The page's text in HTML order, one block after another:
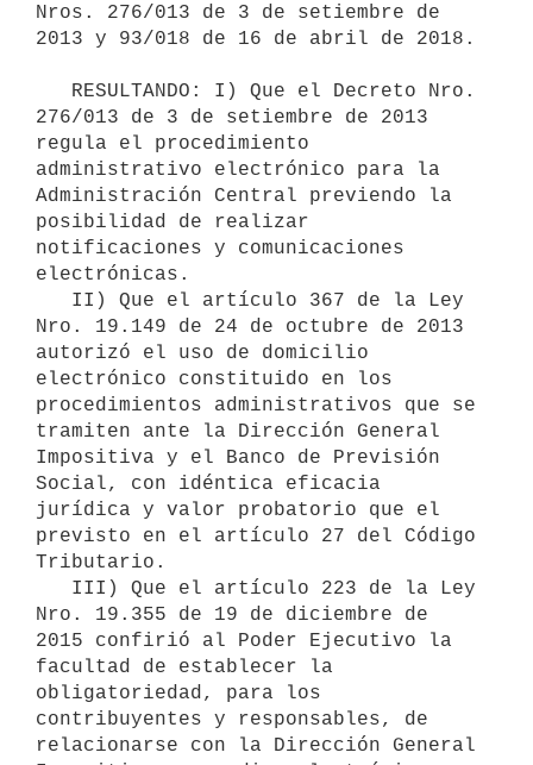
Nros. 276/013 de 3 de setiembre de
2013 y 93/018 de 16 de abril de 2018.
276/013 de 3 de setiembre de 2013
regula el procedimiento
administrativo electrónico para la
Administración Central previendo la
posibilidad de realizar
notificaciones y comunicaciones
electrónicas.
Nro. 19.149 de 24 de octubre de 2013
autorizó el uso de domicilio
electrónico constituido en los
procedimientos administrativos que se
tramiten ante la Dirección General
Impositiva y el Banco de Previsión
Social, con idéntica eficacia
jurídica y valor probatorio que el
previsto en el artículo 27 del Código
Tributario.
Nro. 19.355 de 19 de diciembre de
2015 confirió al Poder Ejecutivo la
facultad de establecer la
obligatoriedad, para los
contribuyentes y responsables, de
relacionarse con la Dirección General